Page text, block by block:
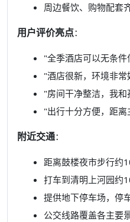
周边餐饮、购物配套
用户评价亮点：
"全季酒店可以无条
"酒店很新，环境非
"房间干净整洁，我
"出行十分方便，距
附近交通：
距离鼓楼夜市步行约
打车到清明上河园约
提供地下停车场，停
公交线路覆盖各主要